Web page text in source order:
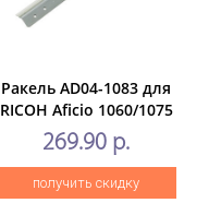
Ракель AD04-1083 для
RICOH Aficio 1060/1075
(CET), CET4615
269.90 р.
получить скидку